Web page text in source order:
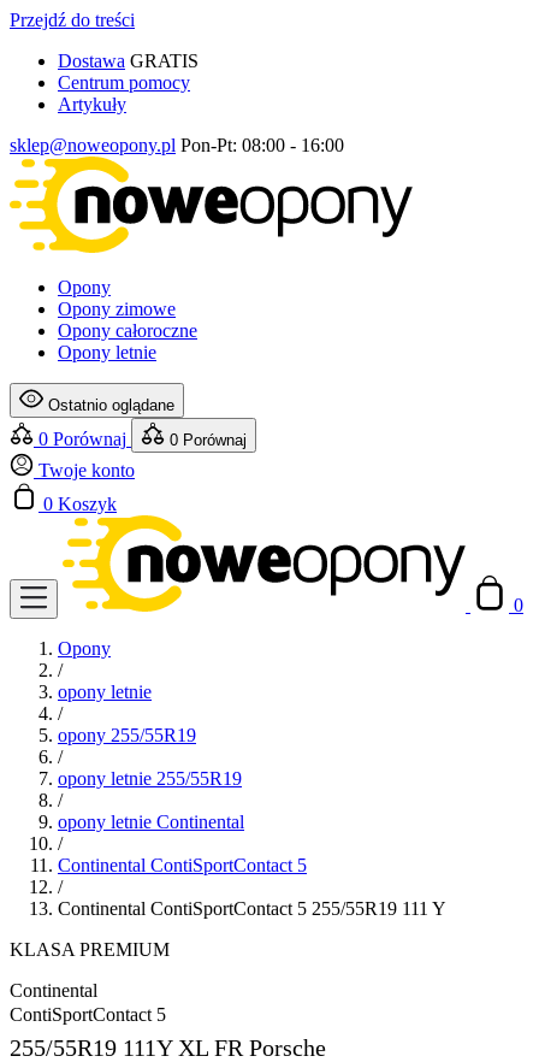
Przejdź do treści
Dostawa GRATIS
Centrum pomocy
Artykuły
sklep@noweopony.pl Pon-Pt: 08:00 - 16:00
Opony
Opony zimowe
Opony całoroczne
Opony letnie
Ostatnio oglądane
0 Porównaj 0 Porównaj
Twoje konto
0 Koszyk
0
Opony
/
opony letnie
/
opony 255/55R19
/
opony letnie 255/55R19
/
opony letnie Continental
/
Continental ContiSportContact 5
/
Continental ContiSportContact 5 255/55R19 111 Y
KLASA PREMIUM
Continental
ContiSportContact 5
255/55R19 111Y XL FR Porsche